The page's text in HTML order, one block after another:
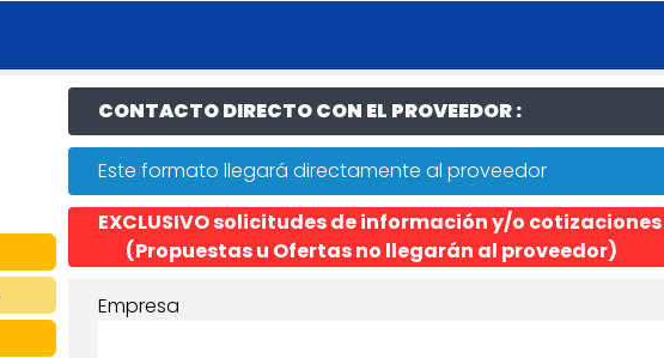
CONTACTO DIRECTO CON EL PROVEEDOR :
Este formato llegará directamente al proveedor
EXCLUSIVO solicitudes de información y/o cotizaciones
(Propuestas u Ofertas no llegarán al proveedor)
Empresa